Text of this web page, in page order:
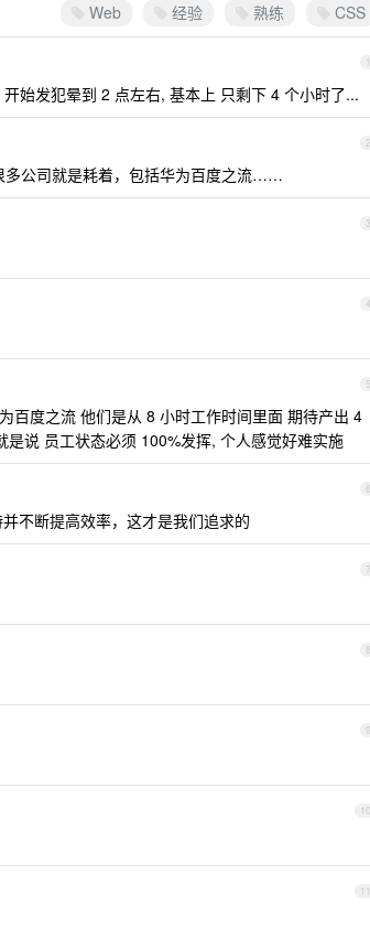
Web 经验 熟练 CSS
1
始发犯晕到 2 点左右, 基本上 只剩下 4 个小时了...
2
多公司就是耗着，包括华为百度之流……
3
4
5
百度之流 他们是从 8 小时工作时间里面 期待产出 4
说 员工状态必须 100%发挥, 个人感觉好难实施
6
不断提高效率，这才是我们追求的
7
8
9
10
11